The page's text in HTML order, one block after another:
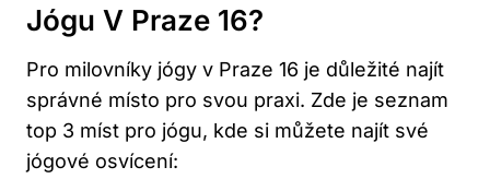
Jógu V Praze 16?
Pro milovníky jógy v Praze 16 je důležité najít
správné místo pro svou praxi. Zde je seznam
top 3 míst pro jógu, kde si můžete najít své
jógové osvícení: